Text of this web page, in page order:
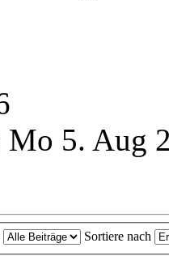
Mo 5. Aug
Sortiere nach